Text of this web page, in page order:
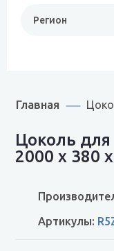
Регион
Главная
Цоколь для
2000 x 380
Артикулы: